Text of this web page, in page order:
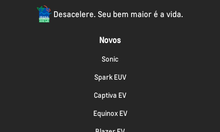
Desacelere. Seu bem maior é a vida.
Novos
Sonic
Spark EUV
Captiva EV
Equinox EV